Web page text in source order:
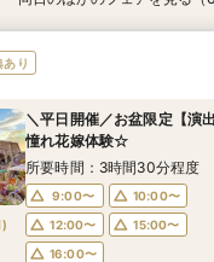
)
【効率派必見】2時間で納
比較＆相談フェア
9:00〜
12:00〜
15:00〜
16:00〜
フェアを予約
)
組数限定【無料試食＆30万
見学*演出体験
9:00〜
12:00〜
15:00〜
16:00〜
フェアを予約
)
＼初見学におすすめ／全館
食*安心相談会
9:00〜
12:00〜
15:00〜
16:00〜
フェアを予約
)
花嫁満足度◎《ドレス映え*
ガーデン》和牛試食
9:00〜
12:00〜
15:00〜
16:00〜
フェアを予約
)
2件目以降に！気になる所
き見学＆相談会
9:00〜
12:00〜
15:00〜
16:00〜
フェアを予約
)
【当館満足度No.1】最大30
ALL体験会
9:00〜
12:00〜
15:00〜
16:00〜
フェアを予約
あり
)
＼平日開催／お盆限定【演
憧れ花嫁体験☆
所要時間：3時間30分程度
9:00〜
10:00〜
12:00〜
15:00〜
16:00〜